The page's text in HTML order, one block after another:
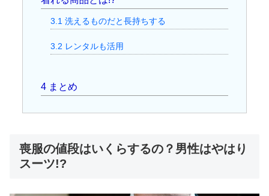
3.1 洗えるものだと長持ちする
3.2 レンタルも活用
4まとめ
喪服の値段はいくらするの？男性はやはり
スーツ!?